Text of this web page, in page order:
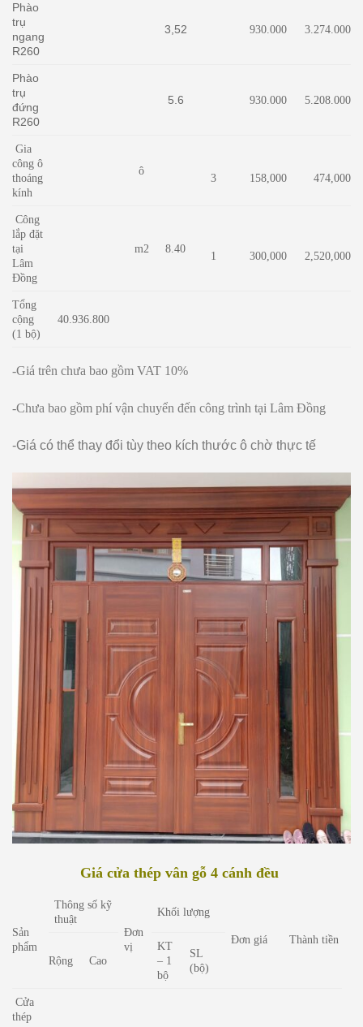
Phào
trụ
ngang
R260
3,52 930.000 3.274.000
Phào
trụ
đứng
R260
5.6 930.000 5.208.000
Gia
công ô
thoáng
kính
ô
3 158,000 474,000
Công
lắp đặt
tại
Lâm
Đồng
m2 8.40
1 300,000 2,520,000
Tổng
cộng
(1 bộ)
40.936.800
-Giá trên chưa bao gồm VAT 10%
-Chưa bao gồm phí vận chuyển đến công trình tại Lâm Đồng
-Giá có thể thay đổi tùy theo kích thước ô chờ thực tế
Giá cửa thép vân gỗ 4 cánh đều
Sản
phẩm
Thông số kỹ
thuật
Đơn
vị
Khối lượng
Đơn giá
Thành tiền
Rộng
Cao
KT
– 1
bộ
SL
(bộ)
Cửa
thép